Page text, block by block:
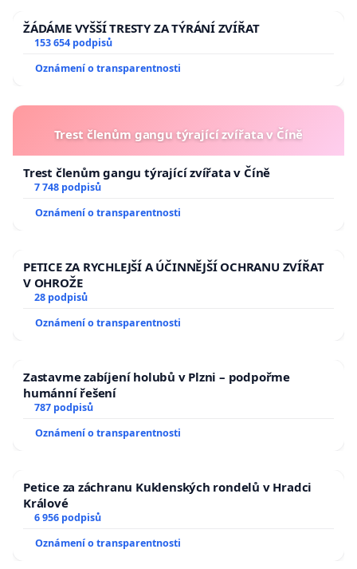
ŽÁDÁME VYŠŠÍ TRESTY ZA TÝRÁNÍ ZVÍŘAT
153 654 podpisů
Oznámení o transparentnosti
Trest členům gangu týrající zvířata v Číně
Trest členům gangu týrající zvířata v Číně
7 748 podpisů
Oznámení o transparentnosti
PETICE ZA RYCHLEJŠÍ A ÚČINNĚJŠÍ OCHRANU ZVÍŘAT
V OHROŽE
28 podpisů
Oznámení o transparentnosti
Zastavme zabíjení holubů v Plzni – podpořme
humánní řešení
787 podpisů
Oznámení o transparentnosti
Petice za záchranu Kuklenských rondelů v Hradci
Králové
6 956 podpisů
Oznámení o transparentnosti